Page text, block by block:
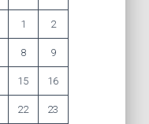
1 2
8 9
15 16
22 23